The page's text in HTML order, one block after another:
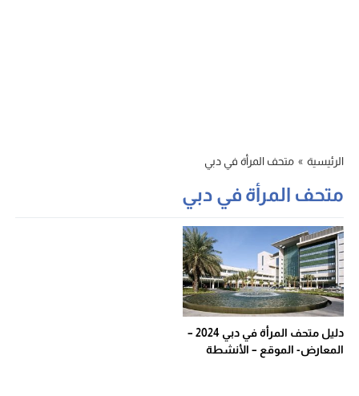
الرئيسية » متحف المرأة في دبي
متحف المرأة في دبي
دليل متحف المرأة في دبي 2024 –
المعارض- الموقع – الأنشطة